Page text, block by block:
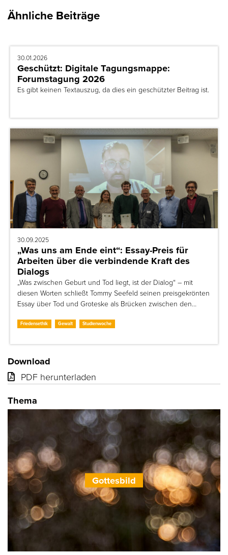
Ähnliche Beiträge
30.01.2026
Geschützt: Digitale Tagungsmappe:
Forumstagung 2026
Es gibt keinen Textauszug, da dies ein geschützter Beitrag ist.
30.09.2025
„Was uns am Ende eint“: Essay-Preis für
Arbeiten über die verbindende Kraft des
Dialogs
„Was zwischen Geburt und Tod liegt, ist der Dialog“ – mit
diesen Worten schließt Tommy Seefeld seinen preisgekrönten
Essay über Tod und Groteske als Brücken zwischen den…
Friedensethik Gewalt Studienwoche
Download
PDF herunterladen
Thema
Gottesbild